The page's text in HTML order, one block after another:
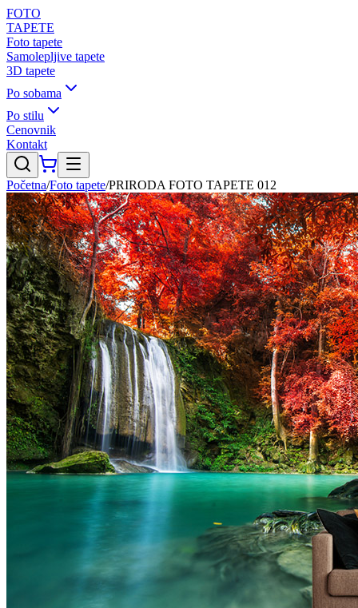
FOTO
TAPETE
Foto tapete
Samolepljive tapete
3D tapete
Po sobama
Po stilu
Cenovnik
Kontakt
Početna/Foto tapete/PRIRODA FOTO TAPETE 012